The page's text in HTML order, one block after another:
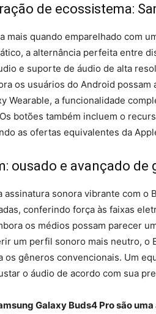
de ecossistema:
mais quando emparelhado com
a alternância perfeita entre
e suporte de áudio de alta
os usuários do Android
Wearable, a funcionalidade
botões também incluem o
as ofertas equivalentes da
ousado e avançado de
assinatura sonora vibrante com o
conferindo força às faixas
os médios possam parecer
um perfil sonoro mais neutro, o
os gêneros convencionais. Um
o áudio de acordo com sua
Galaxy Buds4 Pro são